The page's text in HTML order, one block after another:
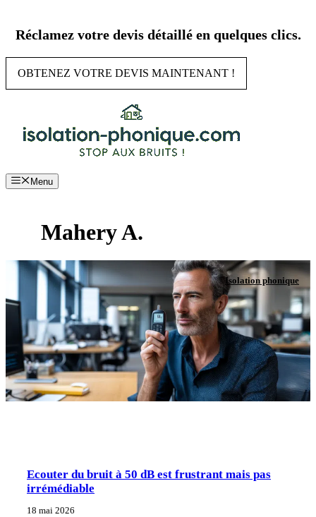
contenu
Réclamez votre devis détaillé en quelques clics.
OBTENEZ VOTRE DEVIS MAINTENANT !
Menu
Mahery A.
Isolation phonique
Ecouter du bruit à 50 dB est frustrant mais pas
irrémédiable
18 mai 2026